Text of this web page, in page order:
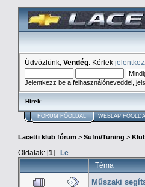
Üdvözlünk, Vendég . Kérlek
Jelentkezz be a felhasználóneveddel,
Hírek:
FÓRUM FŐOLDAL WEBLAP
Lacetti klub fórum > Sufni/Tuning >
Oldalak: [1] Le
Téma
Műszaki